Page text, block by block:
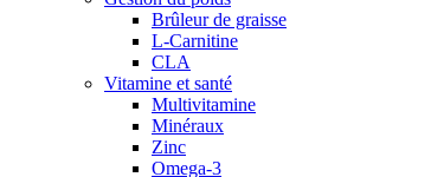
Brûleur de graisse
L-Carnitine
CLA
Vitamine et santé
Multivitamine
Minéraux
Zinc
Omega-3